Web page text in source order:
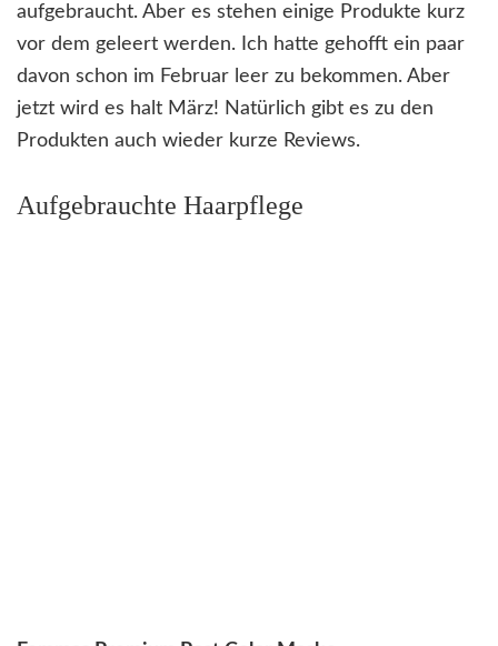
aufgebraucht. Aber es stehen einige Produkte kurz
vor dem geleert werden. Ich hatte gehofft ein paar
davon schon im Februar leer zu bekommen. Aber
jetzt wird es halt März! Natürlich gibt es zu den
Produkten auch wieder kurze Reviews.
Aufgebrauchte Haarpflege